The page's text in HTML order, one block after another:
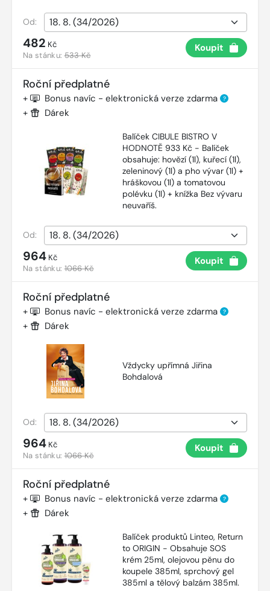
Od:
482 Kč
Na stánku:533 Kč
Koupit
Roční předplatné
+ Bonus navíc - elektronická verze zdarma ?
+ Dárek
Balíček CIBULE BISTRO V
HODNOTĚ 933 Kč - Balíček
obsahuje: hovězí (1l), kuřecí (1l),
zeleninový (1l) a pho vývar (1l) +
hráškovou (1l) a tomatovou
polévku (1l) + knížka Bez vývaru
neuvaříš.
Od:
964 Kč
Na stánku:1066 Kč
Koupit
Roční předplatné
+ Bonus navíc - elektronická verze zdarma ?
+ Dárek
Vždycky upřímná Jiřina
Bohdalová
Od:
964 Kč
Na stánku:1066 Kč
Koupit
Roční předplatné
+ Bonus navíc - elektronická verze zdarma ?
+ Dárek
Balíček produktů Linteo, Return
to ORIGIN - Obsahuje SOS
krém 25ml, olejovou pěnu do
koupele 385ml, sprchový gel
385ml a tělový balzám 385ml.